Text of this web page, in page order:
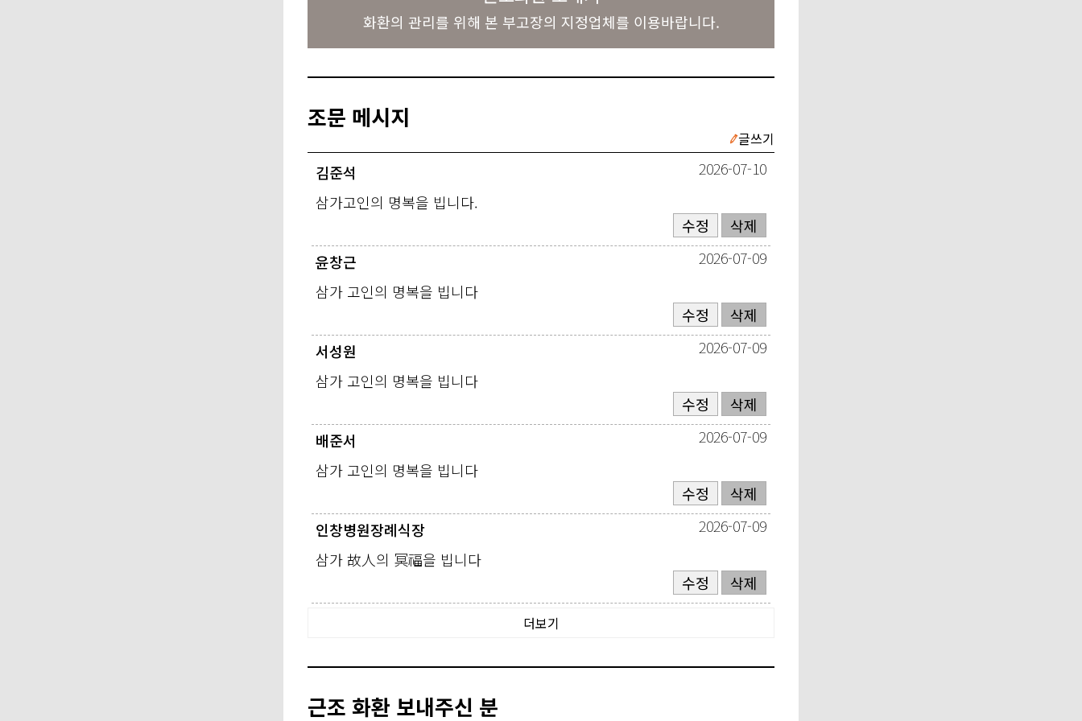
화환의 관리를 위해 본 부고장의 지정업체를 이용바랍니다.
조문 메시지
글쓰기
김준석
2026-07-10
삼가고인의 명복을 빕니다.
수정
삭제
윤창근
2026-07-09
삼가 고인의 명복을 빕니다
수정
삭제
서성원
2026-07-09
삼가 고인의 명복을 빕니다
수정
삭제
배준서
2026-07-09
삼가 고인의 명복을 빕니다
수정
삭제
인창병원장례식장
2026-07-09
삼가 故人의 冥福을 빕니다
수정
삭제
더보기
근조 화환 보내주신 분